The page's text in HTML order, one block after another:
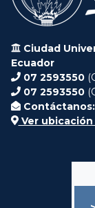
Ciudad
Ecuador
07 2593550
07 2593550
Contáctanos:
Ver ubicación